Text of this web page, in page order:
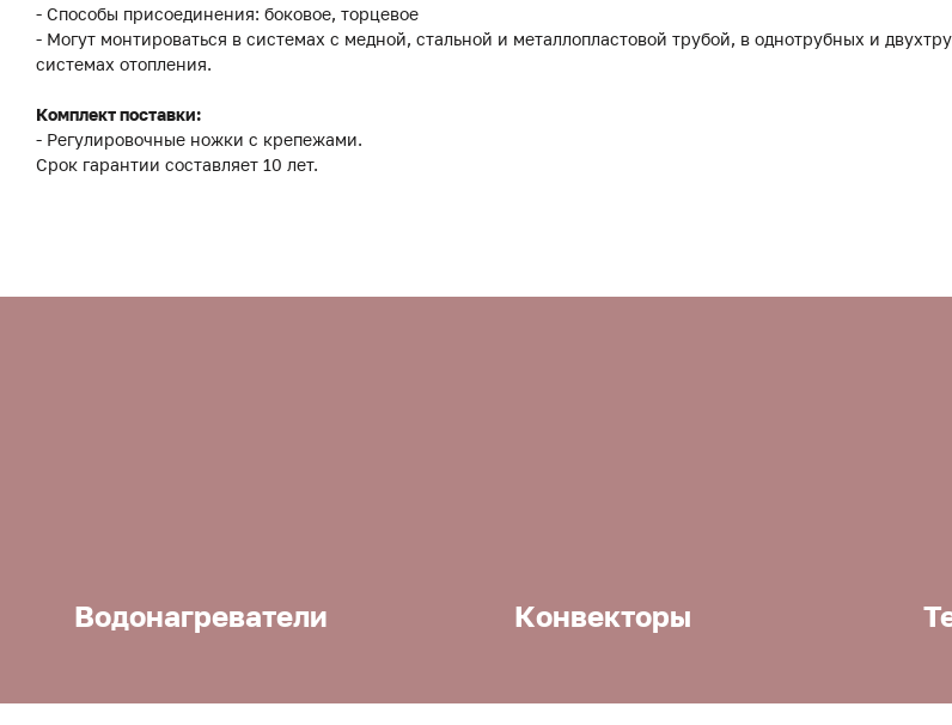
- Способы присоединения: боковое, торцевое
- Могут монтироваться в системах с медной, стальной и металлопластовой трубой, в однотрубных и
системах отопления.
Комплект поставки:
- Регулировочные ножки с крепежами.
Срок гарантии составляет 10 лет.
Водонагреватели Конвекторы